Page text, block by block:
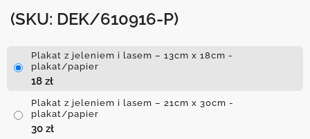
(SKU: DEK/610916-P)
Plakat z jeleniem i lasem – 13cm x 18cm -
plakat/papier
18 zł
Plakat z jeleniem i lasem – 21cm x 30cm -
plakat/papier
30 zł